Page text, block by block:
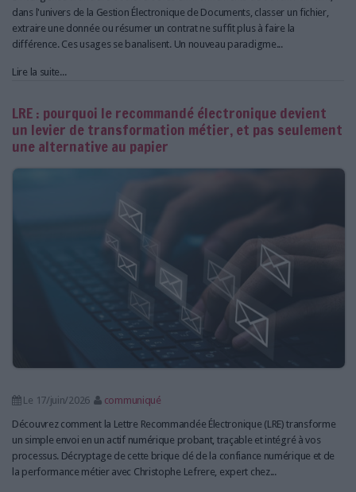
dans l'univers de la Gestion Électronique de Documents, classer un fichier,
extraire une donnée ou résumer un contrat ne suffit plus à faire la
différence. Ces usages se banalisent. Un nouveau paradigme...
Lire la suite...
LRE : pourquoi le recommandé électronique devient
un levier de transformation métier, et pas seulement
une alternative au papier
Le 17/juin/2026
communiqué
Découvrez comment la Lettre Recommandée Électronique (LRE) transforme
un simple envoi en un actif numérique probant, traçable et intégré à vos
processus. Décryptage de cette brique clé de la confiance numérique et de
la performance métier avec Christophe Lefrere, expert chez...